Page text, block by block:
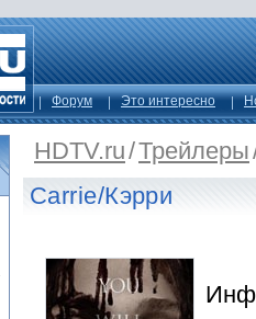
Форум Это интересно
HDTV.ru/Трейлеры
Carrie/Кэрри